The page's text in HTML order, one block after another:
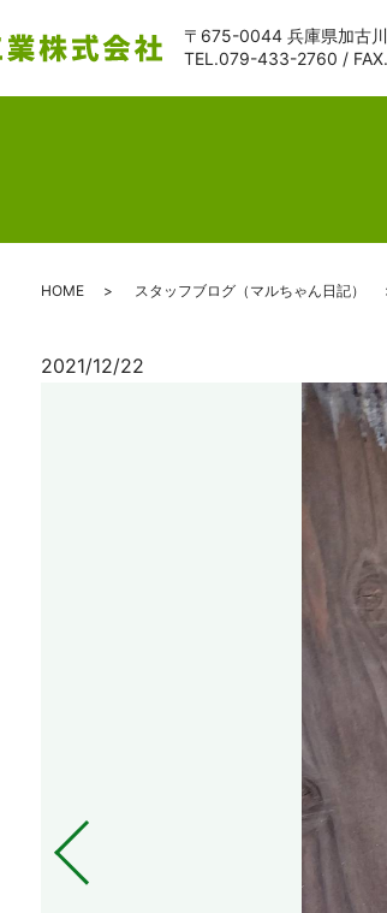
〒675-0044 兵庫県加古
TEL.079-433-2760 /
HOME スタッフブログ（マルちゃん日記）
2021/12/22